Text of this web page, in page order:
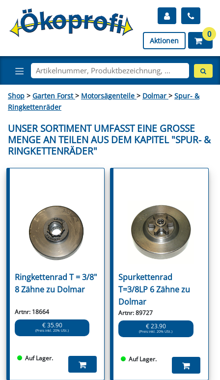
Aktionen
0
Shop > Garten Forst> Motorsägenteile > Dolmar > Spur- &
Ringkettenräder
UNSER SORTIMENT UMFASST EINE GROSSE M
ENGE AN TEILEN AUS DEM KAPITEL "SPUR- & R
INGKETTENRÄDER"
Ringkettenrad T = 3/8"
8 Zähne zu Dolmar
Artnr: 18664
€ 35.90
(Preis inkl. 20% USt.)
Auf Lager.
Spurkettenrad
T=3/8LP 6 Zähne zu
Dolmar
Artnr: 89727
€ 23.90
(Preis inkl. 20% USt.)
Auf Lager.